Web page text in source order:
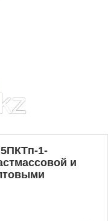
1-
и